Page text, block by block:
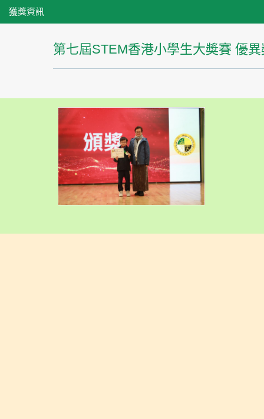
獲獎資訊
第七屆STEM香港小學生大奬賽 優